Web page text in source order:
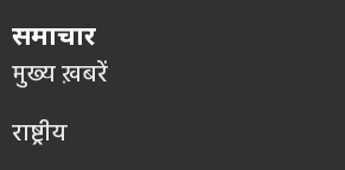
समाचार
मुख्य ख़बरें
राष्ट्रीय